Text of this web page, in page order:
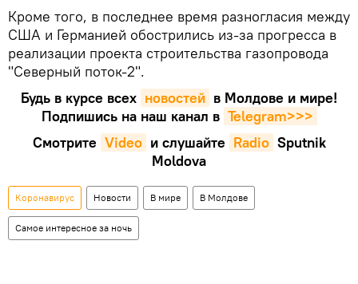
Кроме того, в последнее время разногласия между
США и Германией обострились из-за прогресса в
реализации проекта строительства газопровода
"Северный поток-2".
Будь в курсе всех новостей в Молдове и мире!
Подпишись на наш канал в Telegram>>>
Смотрите Video и слушайте Radio Sputnik
Moldova
Коронавирус Новости В мире В Молдове
Самое интересное за ночь